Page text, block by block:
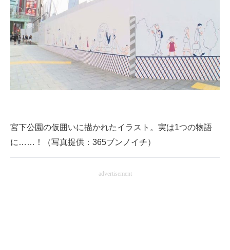
ITエンジニア向け専門サイト
企業向けIT製品の総合サイト
IT製品の技術・比較・事例
製造業のIT導入・活用を支援
電子設計の基本と応用
宮下公園の仮囲いに描かれたイラスト。実は1つの物語
に……！（写真提供：365ブンノイチ）
advertisement